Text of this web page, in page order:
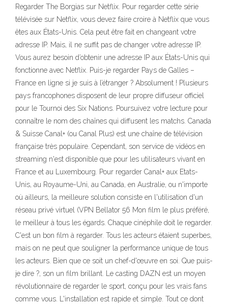
Regarder The Borgias sur Netflix. Pour regarder cette série
télévisée sur Netflix, vous devez faire croire à Netflix que vous
êtes aux États-Unis. Cela peut être fait en changeant votre
adresse IP. Mais, il ne suffit pas de changer votre adresse IP.
Vous aurez besoin d’obtenir une adresse IP aux États-Unis qui
fonctionne avec Netflix. Puis-je regarder Pays de Galles –
France en ligne si je suis à l’étranger ? Absolument ! Plusieurs
pays francophones disposent de leur propre diffuseur officiel
pour le Tournoi des Six Nations. Poursuivez votre lecture pour
connaître le nom des chaînes qui diffusent les matchs. Canada
& Suisse Canal+ (ou Canal Plus) est une chaîne de télévision
française très populaire. Cependant, son service de vidéos en
streaming n'est disponible que pour les utilisateurs vivant en
France et au Luxembourg. Pour regarder Canal+ aux Etats-
Unis, au Royaume-Uni, au Canada, en Australie, ou n'importe
où ailleurs, la meilleure solution consiste en l'utilisation d'un
réseau privé virtuel (VPN Bellator 56 Mon film le plus préféré,
le meilleur à tous les égards. Chaque cinéphile doit le regarder.
C'est un bon film à regarder. Tous les acteurs étaient superbes,
mais on ne peut que souligner la performance unique de tous
les acteurs. Bien que ce soit un chef-d'œuvre en soi. Que puis-
je dire ?, son un film brillant. Le casting DAZN est un moyen
révolutionnaire de regarder le sport, conçu pour les vrais fans
comme vous. L'installation est rapide et simple. Tout ce dont